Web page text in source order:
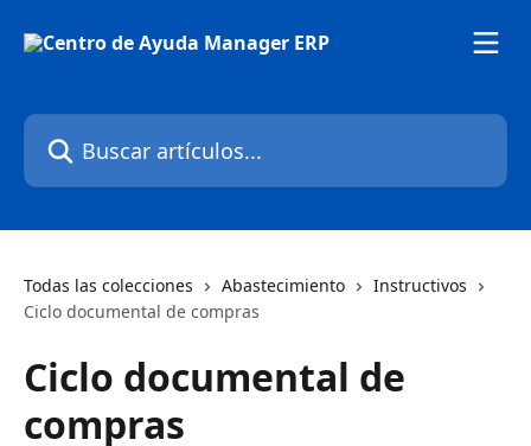
Buscar artículos...
Todas las colecciones Abastecimiento
Instructivos
Ciclo documental de compras
Ciclo documental de
compras